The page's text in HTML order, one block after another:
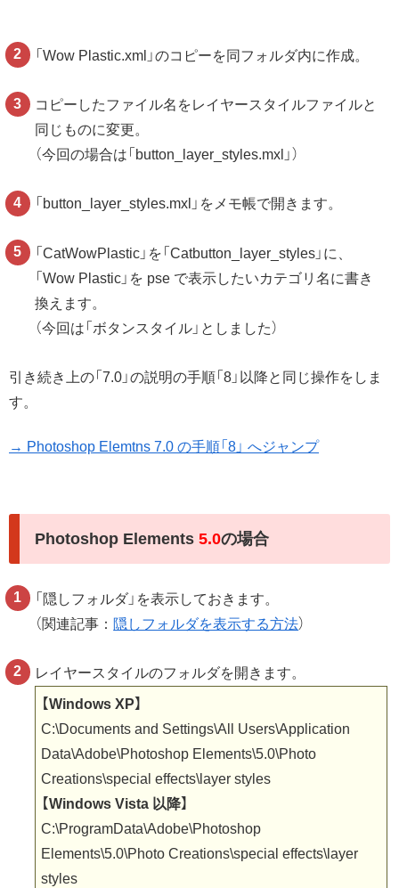
「Wow Plastic.xml」のコピーを同フォルダ内に作成。
コピーしたファイル名をレイヤースタイルファイルと
同じものに変更。
（今回の場合は「button_layer_styles.mxl」）
「button_layer_styles.mxl」をメモ帳で開きます。
「CatWowPlastic」を「Catbutton_layer_styles」に、
「Wow Plastic」を pse で表示したいカテゴリ名に書き
換えます。
（今回は「ボタンスタイル」としました）
引き続き上の「7.0」の説明の手順「8」以降と同じ操作をしま
す。
→ Photoshop Elemtns 7.0 の手順「8」 へジャンプ
Photoshop Elements 5.0の場合
「隠しフォルダ」を表示しておきます。
（関連記事： 隠しフォルダを表示する方法）
レイヤースタイルのフォルダを開きます。
【Windows XP】
C:\Documents and Settings\All Users\Application
Data\Adobe\Photoshop Elements\5.0\Photo
Creations\special effects\layer styles
【Windows Vista 以降】
C:\ProgramData\Adobe\Photoshop
Elements\5.0\Photo Creations\special effects\layer
styles